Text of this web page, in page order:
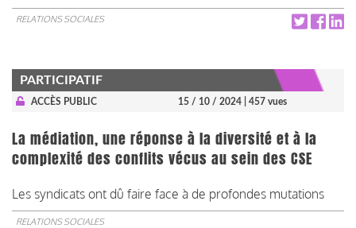
RELATIONS SOCIALES
PARTICIPATIF
ACCÈS PUBLIC 15 / 10 / 2024 | 457 vues
La médiation, une réponse à la diversité et à la
complexité des conflits vécus au sein des CSE
Les syndicats ont dû faire face à de profondes mutations
RELATIONS SOCIALES